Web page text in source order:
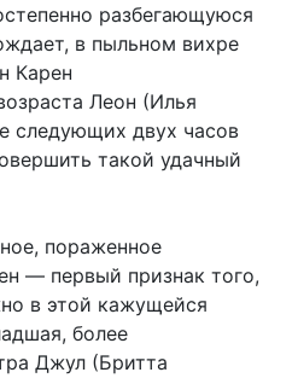
разбегающуюся
в пыльном вихре
Карен
Леон (Илья
следующих двух часов
такой удачный
пораженное
— первый признак того,
в этой кажущейся
более
Джул (Бритта